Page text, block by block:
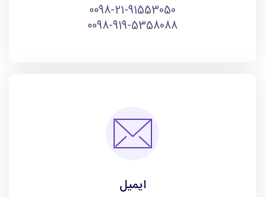
0098-21-91553050
0098-919-5358088
ایمیل